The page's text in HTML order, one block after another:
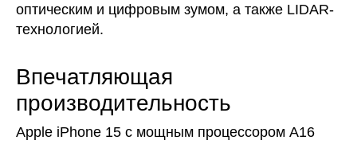
оптическим и цифровым зумом, а также LIDAR-
технологией.
Впечатляющая
производительность
Аpple iPhone 15 с мощным процессором A16